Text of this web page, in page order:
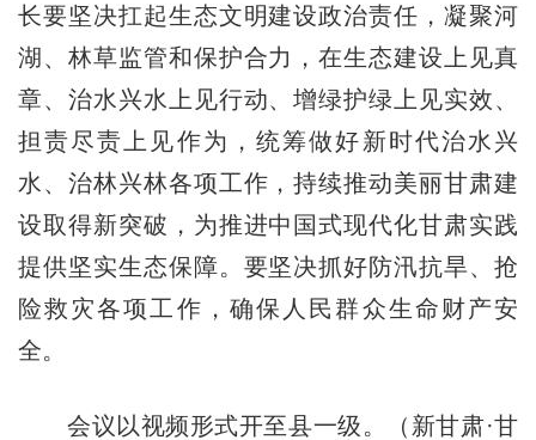
长要坚决扛起生态文明建设政治责任，凝聚河
湖、林草监管和保护合力，在生态建设上见真
章、治水兴水上见行动、增绿护绿上见实效、
担责尽责上见作为，统筹做好新时代治水兴
水、治林兴林各项工作，持续推动美丽甘肃建
设取得新突破，为推进中国式现代化甘肃实践
提供坚实生态保障。要坚决抓好防汛抗旱、抢
险救灾各项工作，确保人民群众生命财产安
全。
会议以视频形式开至县一级。（新甘肃·甘